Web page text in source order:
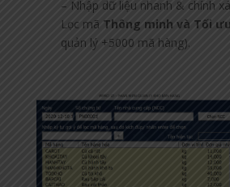
– Nhập dữ liệu nhanh & chính
Lọc mã Thông minh và Tối ưu
quản lý +5000 mã hàng).